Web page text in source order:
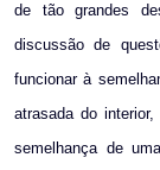
de tão grandes
discussão de
funcionar à
atrasada do
semelhança de